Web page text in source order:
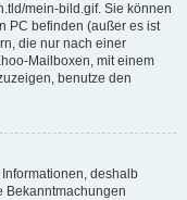
mein-bild.gif. Sie können
PC befinden (außer es ist
die nur nach einer
Mailboxen, mit einem
benutze den
deshalb
Bekanntmachungen